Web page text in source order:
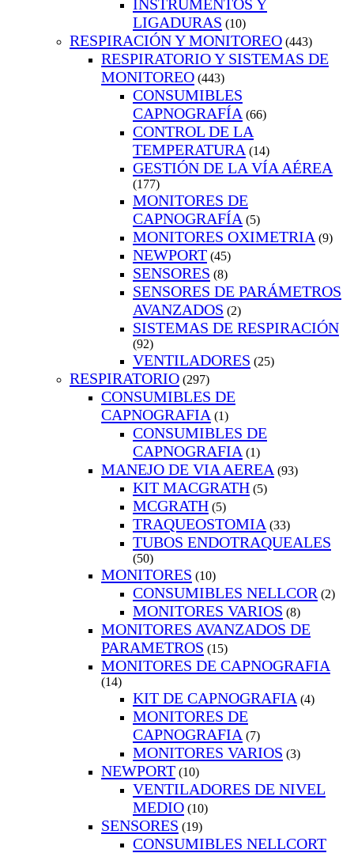
INSTRUMENTOS Y
LIGADURAS (10)
RESPIRACIÓN Y MONITOREO (443)
RESPIRATORIO Y SISTEMAS DE
MONITOREO (443)
CONSUMIBLES
CAPNOGRAFÍA (66)
CONTROL DE LA
TEMPERATURA (14)
GESTIÓN DE LA VÍA AÉREA
(177)
MONITORES DE
CAPNOGRAFÍA (5)
MONITORES OXIMETRIA (9)
NEWPORT (45)
SENSORES (8)
SENSORES DE PARÁMETROS
AVANZADOS (2)
SISTEMAS DE RESPIRACIÓN
(92)
VENTILADORES (25)
RESPIRATORIO (297)
CONSUMIBLES DE
CAPNOGRAFIA (1)
CONSUMIBLES DE
CAPNOGRAFIA (1)
MANEJO DE VIA AEREA (93)
KIT MACGRATH (5)
MCGRATH (5)
TRAQUEOSTOMIA (33)
TUBOS ENDOTRAQUEALES
(50)
MONITORES (10)
CONSUMIBLES NELLCOR (2)
MONITORES VARIOS (8)
MONITORES AVANZADOS DE
PARAMETROS (15)
MONITORES DE CAPNOGRAFIA
(14)
KIT DE CAPNOGRAFIA (4)
MONITORES DE
CAPNOGRAFIA (7)
MONITORES VARIOS (3)
NEWPORT (10)
VENTILADORES DE NIVEL
MEDIO (10)
SENSORES (19)
CONSUMIBLES NELLCORT